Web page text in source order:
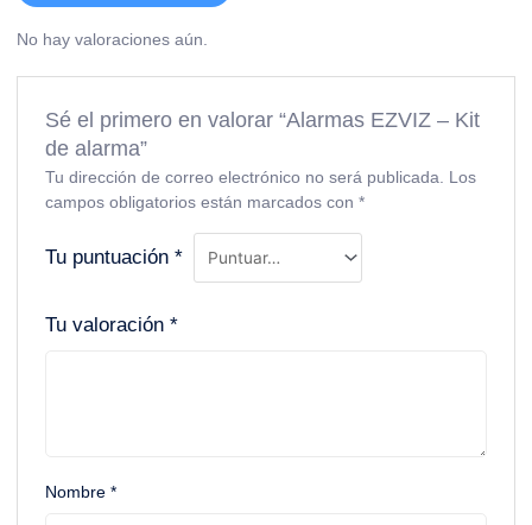
No hay valoraciones aún.
Sé el primero en valorar “Alarmas EZVIZ – Kit
de alarma”
Tu dirección de correo electrónico no será publicada.
Los
campos obligatorios están marcados con*
Tu puntuación*
Tu valoración*
Nombre*